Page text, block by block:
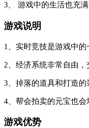
3、 游戏中的生活也充
游戏说明
1、实时竞技是游戏中的
2、经济系统非常自由，
3、掉落的道具和打造的
4、帮会拍卖的元宝也会
游戏优势